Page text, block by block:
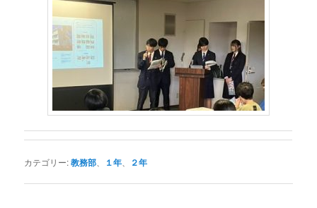
カテゴリー:教務部 １年 ２年